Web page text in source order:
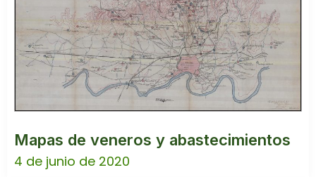
Mapas de veneros y abastecimientos
4 de junio de 2020